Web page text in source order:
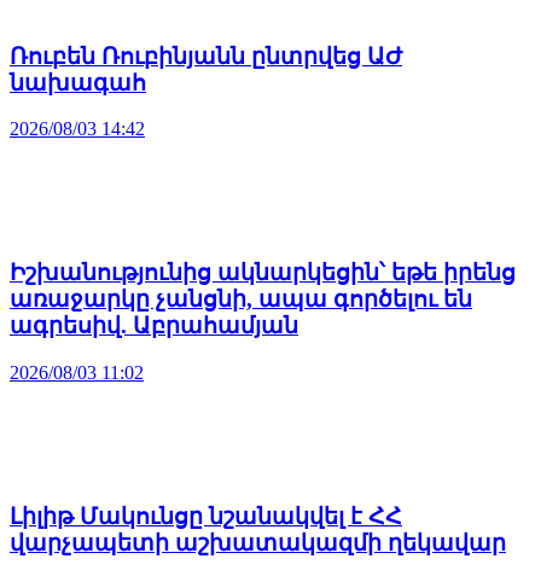
Ռուբեն Ռուբինյանն ընտրվեց ԱԺ
նախագահ
2026/08/03 14:42
Իշխանությունից ակնարկեցին՝ եթե իրենց
առաջարկը չանցնի, ապա գործելու են
ագրեսիվ. Աբրահամյան
2026/08/03 11:02
Լիլիթ Մակունցը նշանակվել է ՀՀ
վարչապետի աշխատակազմի ղեկավար